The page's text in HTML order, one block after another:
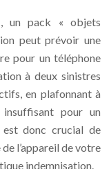
un pack « objets
peut prévoir une
pour un téléphone
à deux sinistres
en plafonnant à
pour un
donc crucial de
l’appareil de votre
indemnisation.